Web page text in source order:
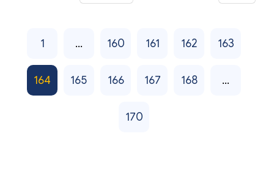
1 ... 160 161 162 163
164 165 166 167 168 ...
170